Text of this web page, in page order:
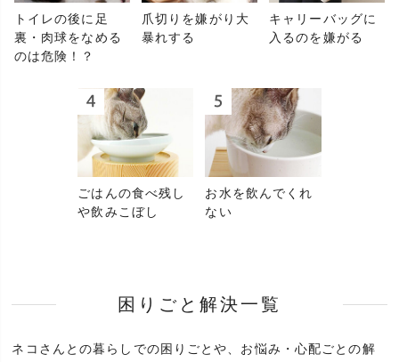
トイレの後に足
裏・肉球をなめる
のは危険！？
爪切りを嫌がり大
暴れする
キャリーバッグに
入るのを嫌がる
ごはんの食べ残し
や飲みこぼし
お水を飲んでくれ
ない
困りごと解決一覧
ネコさんとの暮らしでの困りごとや、お悩み・心配ごとの解